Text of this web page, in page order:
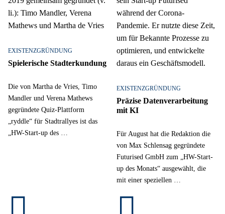
EXISTENZGRÜNDUNG
Spielerische Stadterkundung
Die von Martha de Vries, Timo
Mandler und Verena Mathews
gegründete Quiz-Plattform
„ryddle“ für Stadtrallyes ist das
„HW-Start-up des …
EXISTENZGRÜNDUNG
Präzise Datenverarbeitung
mit KI
Für August hat die Redaktion die
von Max Schlensag gegründete
Futurised GmbH zum „HW-Start-
up des Monats“ ausgewählt, die
mit einer speziellen …